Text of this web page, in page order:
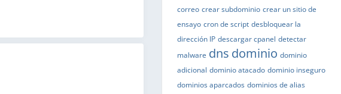
correo crear subdominio crear un sitio de
ensayo cron de script desbloquear la
dirección IP descargar cpanel detectar
malware dns dominio dominio
adicional dominio atacado dominio inseguro
dominios aparcados dominios de alias